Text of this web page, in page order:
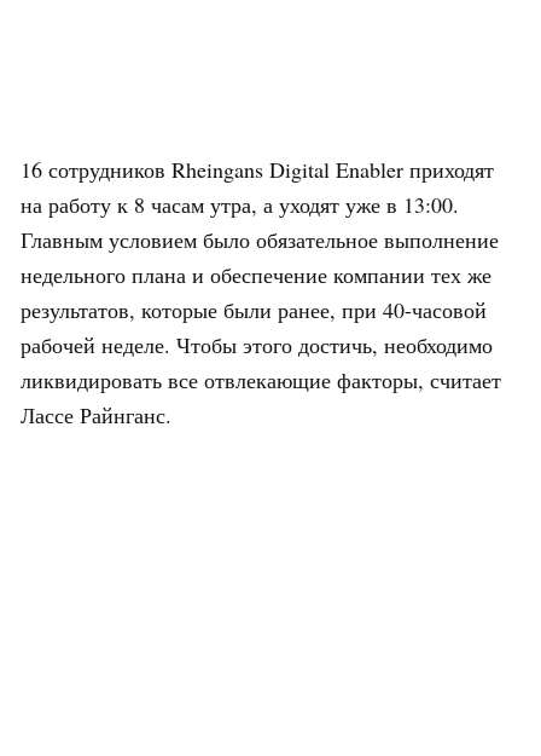
16 сотрудников Rheingans Digital Enabler приходят
на работу к 8 часам утра, а уходят уже в 13:00.
Главным условием было обязательное выполнение
недельного плана и обеспечение компании тех же
результатов, которые были ранее, при 40-часовой
рабочей неделе. Чтобы этого достичь, необходимо
ликвидировать все отвлекающие факторы, считает
Лассе Райнганс.